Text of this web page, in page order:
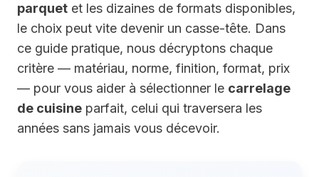
parquet et les dizaines de formats disponibles,
le choix peut vite devenir un casse-tête. Dans
ce guide pratique, nous décryptons chaque
critère — matériau, norme, finition, format, prix
— pour vous aider à sélectionner le carrelage
de cuisine parfait, celui qui traversera les
années sans jamais vous décevoir.